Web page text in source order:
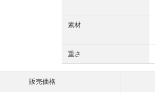
素材
重さ
販売価格